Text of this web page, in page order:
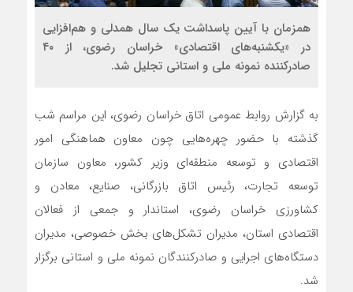
همزمان با آیین پاسداشت یک سال همدلی و هم‌افزایی
در «یکشنبه‌های اقتصادی» خراسان رضوی، از ۴۰
صادرکننده نمونه ملی و استانی تجلیل شد.
به گزارش روابط عمومی اتاق خراسان رضوی، این مراسم شب
گذشته با حضور چهره‎‌هایی چون معاون هماهنگی امور
اقتصادی و توسعه منطقه‌ای وزیر کشور، معاون سازمان
توسعه تجارت، رئیس اتاق بازرگانی، صنایع، معادن و
کشاورزی خراسان رضوی، استاندار و جمعی از فعالان
اقتصادی استان، مدیران تشکل‌های بخش خصوصی، مدیران
دستگاه‌های اجرایی و صادرکنندگان نمونه ملی و استانی برگزار
شد.